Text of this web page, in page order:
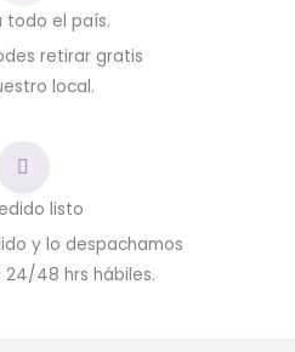
todo el país.
retirar gratis
local.
listo
y lo despachamos
48 hrs hábiles.